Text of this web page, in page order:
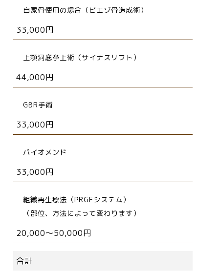
自家骨使用の場合（ピエゾ骨造成術）
33,000円
上顎洞底挙上術（サイナスリフト）
44,000円
GBR手術
33,000円
バイオメンド
33,000円
組織再生療法（PRGFシステム）
（部位、方法によって変わります）
20,000～50,000円
合計